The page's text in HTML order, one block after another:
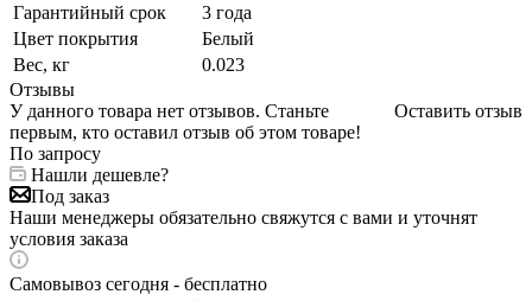
Гарантийный срок
3 года
Цвет покрытия
Белый
Вес, кг
0.023
Отзывы
Оставить отзыв
У данного товара нет отзывов. Станьте
первым, кто оставил отзыв об этом товаре!
По запросу
Нашли дешевле?
Под заказ
Наши менеджеры обязательно свяжутся с вами и уточнят
условия заказа
Самовывоз сегодня - бесплатно